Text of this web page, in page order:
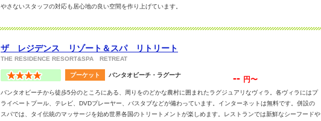
やさないスタッフの対応も居心地の良い空間を作り上げています。
ザ レジデンス リゾート＆スパ リトリート
THE RESIDENCE RESORT&SPA RETREAT
バンタオビーチから徒歩5分のところにある、周りをのどかな農村に囲まれたラグジュアリなヴィラ。各ヴィラにはプ
ライベートプール、テレビ、DVDプレーヤー、バスタブなどが備わっています。インターネットは無料です。併設の
スパでは、タイ伝統のマッサージを始め世界各国のトリートメントが楽しめます。レストランでは新鮮なシーフードや
プーケット バンタオビーチ・ラグーナ -- 円〜